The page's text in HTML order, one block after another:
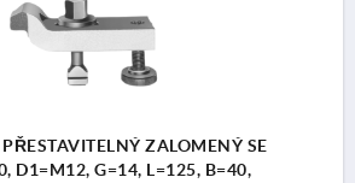
ZALOMENÝ SE
D1=M12, G=14, L=125, B=40,